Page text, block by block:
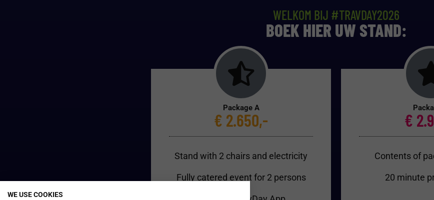
WELKOM BIJ #TRAVDAY2026
BOEK HIER UW STAND:
Package A
€ 2.650,-
Stand with 2 chairs and electricity
Fully catered event for 2 persons
€
Contents of
20 minute
WE USE COOKIES